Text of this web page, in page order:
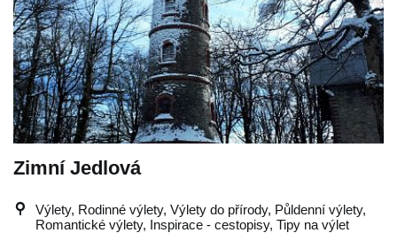
Zimní Jedlová
Výlety, Rodinné výlety, Výlety do přírody, Půldenní výlety,
Romantické výlety, Inspirace - cestopisy, Tipy na výlet